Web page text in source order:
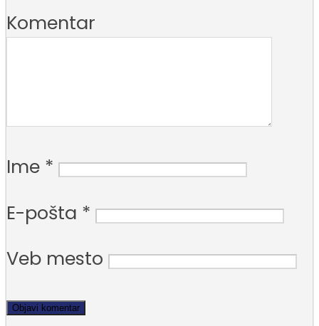
Komentar
Ime *
E-pošta *
Veb mesto